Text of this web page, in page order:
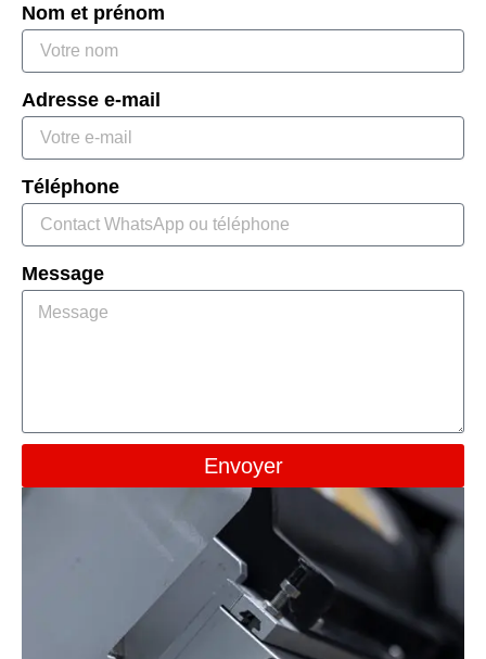
Nom et prénom
Adresse e-mail
Téléphone
Message
Envoyer